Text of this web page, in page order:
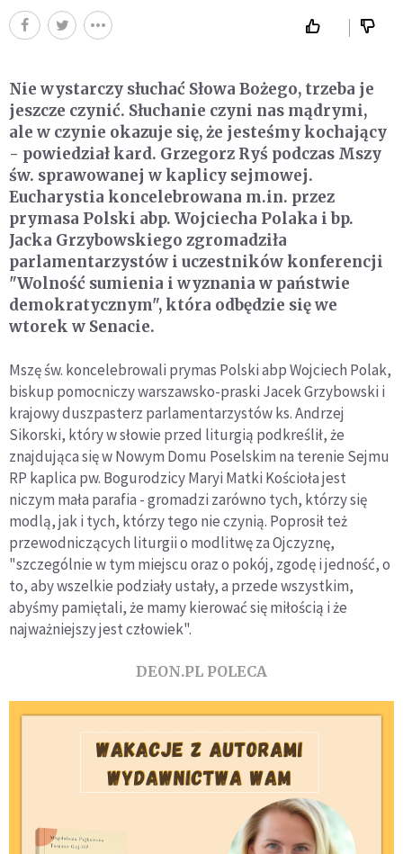
Nie wystarczy słuchać Słowa Bożego, trzeba je
jeszcze czynić. Słuchanie czyni nas mądrymi,
ale w czynie okazuje się, że jesteśmy kochający
- powiedział kard. Grzegorz Ryś podczas Mszy
św. sprawowanej w kaplicy sejmowej.
Eucharystia koncelebrowana m.in. przez
prymasa Polski abp. Wojciecha Polaka i bp.
Jacka Grzybowskiego zgromadziła
parlamentarzystów i uczestników konferencji
"Wolność sumienia i wyznania w państwie
demokratycznym", która odbędzie się we
wtorek w Senacie.
Mszę św. koncelebrowali prymas Polski abp Wojciech Polak,
biskup pomocniczy warszawsko-praski Jacek Grzybowski i
krajowy duszpasterz parlamentarzystów ks. Andrzej
Sikorski, który w słowie przed liturgią podkreślił, że
znajdująca się w Nowym Domu Poselskim na terenie Sejmu
RP kaplica pw. Bogurodzicy Maryi Matki Kościoła jest
niczym mała parafia - gromadzi zarówno tych, którzy się
modlą, jak i tych, którzy tego nie czynią. Poprosił też
przewodniczących liturgii o modlitwę za Ojczyznę,
"szczególnie w tym miejscu oraz o pokój, zgodę i jedność, o
to, aby wszelkie podziały ustały, a przede wszystkim,
abyśmy pamiętali, że mamy kierować się miłością i że
najważniejszy jest człowiek".
DEON.PL POLECA